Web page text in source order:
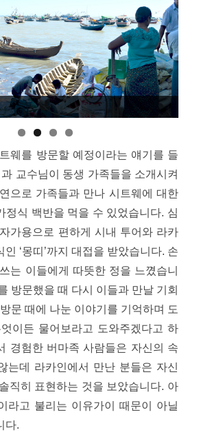
웨를 방문할 예정이라는 얘기를 들
교수님이 동생 가족들을 소개시켜
으로 가족들과 만나 시트웨에 대한
정식 백반을 먹을 수 있었습니다. 심
가용으로 편하게 시내 투어와 라카
‘몽띠’까지 대접을 받았습니다. 손
는 이들에게 따뜻한 정을 느꼈습니
방문했을 때 다시 이들과 만날 기회
문 때에 나눈 이야기를 기억하며 도
이든 물어보라고 도와주겠다고 하
경험한 버마족 사람들은 자신의 속
는데 라카인에서 만난 분들은 자신
직히 표현하는 것을 보았습니다. 아
라고 불리는 이유가이 때문이 아닐
다.